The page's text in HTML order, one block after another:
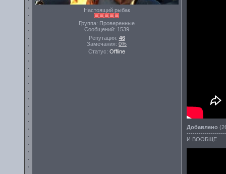
Настоящий рыбак
Группа: Проверенные
Сообщений: 1539
Репутация: 46
Замечания: 0%
Статус: Offline
Добавлено
И ВООБЩЕ